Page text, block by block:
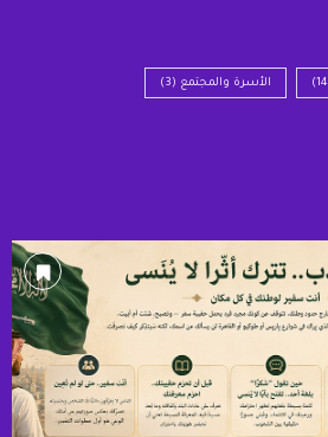
الأسرة والمجتمع (3)